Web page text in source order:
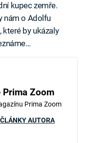
kupec zemře.
nám o Adolfu
by ukázaly
Prima Zoom
Prima Zoom
AUTORA